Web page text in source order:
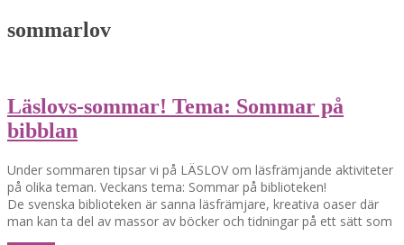
sommarlov
Läslovs-sommar! Tema: Sommar på
bibblan
Under sommaren tipsar vi på LÄSLOV om läsfrämjande aktiviteter
på olika teman. Veckans tema: Sommar på biblioteken!
De svenska biblioteken är sanna läsfrämjare, kreativa oaser där
man kan ta del av massor av böcker och tidningar på ett sätt som